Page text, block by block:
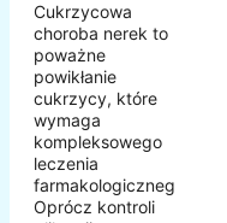
Cukrzycowa
choroba nerek to
poważne
powikłanie
cukrzycy, które
wymaga
kompleksowego
leczenia
farmakologicznego.
Oprócz kontroli